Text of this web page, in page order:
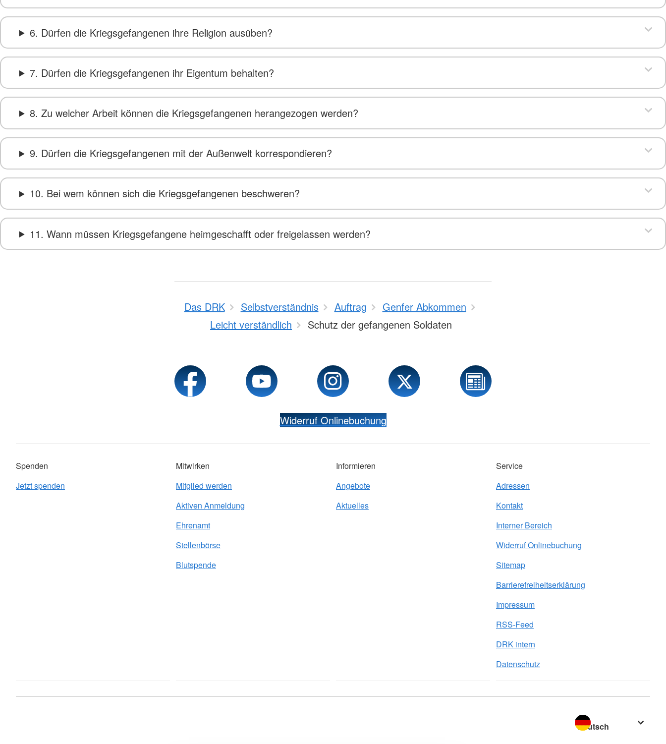
6. Dürfen die Kriegsgefangenen ihre Religion ausüben?
7. Dürfen die Kriegsgefangenen ihr Eigentum behalten?
8. Zu welcher Arbeit können die Kriegsgefangenen herangezogen werden?
9. Dürfen die Kriegsgefangenen mit der Außenwelt korrespondieren?
10. Bei wem können sich die Kriegsgefangenen beschweren?
11. Wann müssen Kriegsgefangene heimgeschafft oder freigelassen werden?
Das DRK Selbstverständnis Auftrag
Genfer Abkommen
Leicht verständlich
Schutz der gefangenen Soldaten
Widerruf Onlinebuchung
Spenden
Jetzt spenden
Mitwirken
Mitglied werden
Aktiven Anmeldung
Ehrenamt
Stellenbörse
Blutspende
Informieren
Angebote
Aktuelles
Service
Adressen
Kontakt
Interner Bereich
Widerruf Onlinebuchung
Sitemap
Barrierefreiheitserklärung
Impressum
RSS-Feed
DRK intern
Datenschutz
Sprache wechseln zu